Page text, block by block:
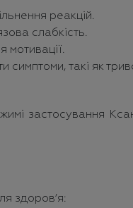
реакцій.
слабкість.
мотивації.
симптоми, такі як
застосування
здоров’я: